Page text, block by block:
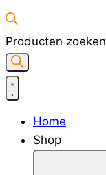
Producten zoeken
Home
Shop